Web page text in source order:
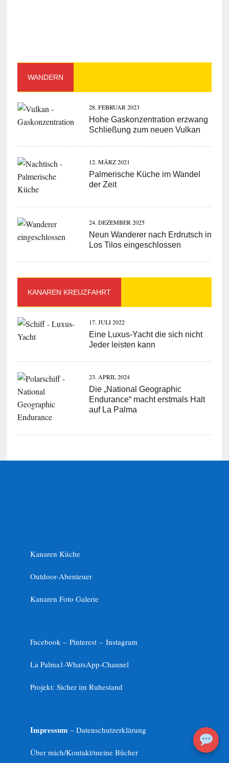
WANDERN
28. FEBRUAR 2023
Hohe Gaskonzentration erzwang
Schließung zum neuen Vulkan
12. MÄRZ 2021
Palmerische Küche im Wandel
der Zeit
24. DEZEMBER 2025
Neun Wanderer nach Erdrutsch in
Los Tilos eingeschlossen
KANAREN KREUZFAHRT
17. JULI 2022
Eine Luxus-Yacht die sich nicht
Jeder leisten kann
23. APRIL 2024
Die „National Geographic
Endurance“ macht erstmals Halt
auf La Palma
Kanaren Küche
Outdoor-Abenteuer
Kanaren Foto Galerie
Facebook – Pinterest – Instagram
La Palma1-WhatsApp-Channel
Projekt: Sicher im Ruhestand
Impressum – Datenschutzerklärung
Über mich/Kontakt/meine Bücher